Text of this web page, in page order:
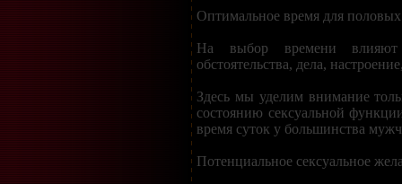
Оптимальное время для половых
На выбор времени
обстоятельства, дела,
Здесь мы уделим внимание
состоянию сексуальной
время суток у большинства
Потенциальное сексуальное